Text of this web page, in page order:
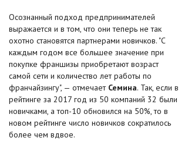
Осознанный подход предпринимателей
выражается и в том, что они теперь не так
охотно становятся партнерами новичков. "С
каждым годом все большее значение при
покупке франшизы приобретают возраст
самой сети и количество лет работы по
франчайзингу", — отмечает Семина. Так, если в
рейтинге за 2017 год из 50 компаний 32 были
новичками, а топ-10 обновился на 50%, то в
новом рейтинге число новичков сократилось
более чем вдвое.